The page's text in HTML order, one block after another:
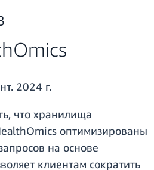
2024 г.
что хранилища
оптимизированы
на основе
клиентам сократить